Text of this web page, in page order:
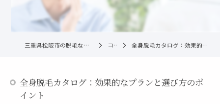
三重県松阪市の脱毛ならメンズ脱毛ZERO松阪店 コラム 全身脱毛カタログ：効果的なプランと選び方のポイント
全身脱毛カタログ：効果的なプランと選び方のポ
イント